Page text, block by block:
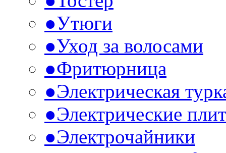
●Утюги
●Уход за волосами
●Фритюрница
●Электрическая
●Электрические
●Электрочайники